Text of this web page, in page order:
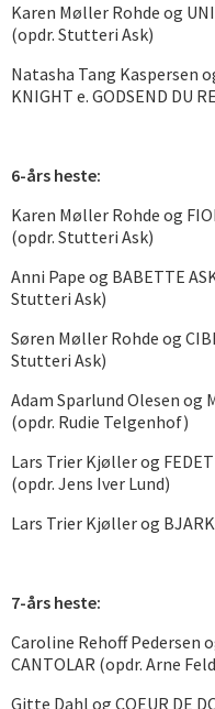
Karen Møller Rohde og
(opdr. Stutteri Ask)
Natasha Tang Kaspersen
KNIGHT e. GODSEND DU
6-års heste:
Karen Møller Rohde og
(opdr. Stutteri Ask)
Anni Pape og BABETTE
Stutteri Ask)
Søren Møller Rohde og
Stutteri Ask)
Adam Sparlund Olesen og
(opdr. Rudie Telgenhof)
Lars Trier Kjøller og
(opdr. Jens Iver Lund)
Lars Trier Kjøller og
7-års heste:
Caroline Rehoff Pedersen
CANTOLAR (opdr. Arne
Gitte Dahl og COEUR DE